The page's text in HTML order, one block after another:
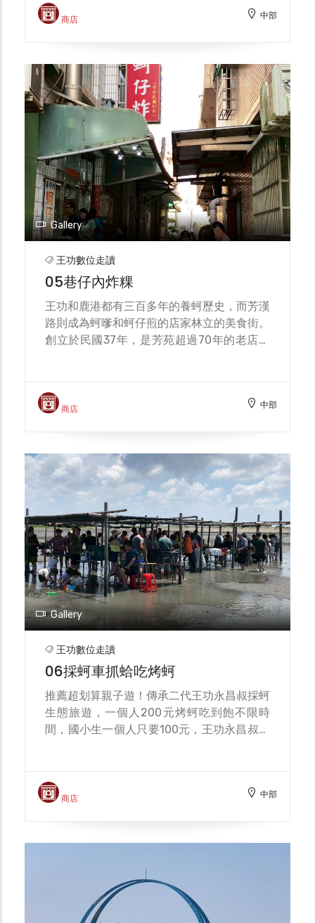
又有俗語說：「頭殼暈米粉神；腹肚痛麵線
後不久便顯神蹟，像希元祖這樣一直在官方祀
典中，幾百年後才逐漸進入鄉土神明之列的，
倒也特別。
仔的新鮮，他的祖父自製冰塊，炎炎夏日大人
豆湯可喝；林衍慶先生說，既然冰品受歡迎，
他的祖父林合開始兼製枝仔冰，料好實在，銷
路不錯，副業反而成為主要事業。 43年創立
芳苑泉芳枝仔冰！假日總是人滿為患，泉芳枝
仔冰已經傳承到第四代，招牌清冰很古早味，
光是吃原味就好涼爽，加上一整顆的鹼粽，這
一樣一杯鹼粽冰，真的好便宜難怪大家都點。
商店 中部
Gallery
王功數位走讀
05巷仔內炸粿
王功和鹿港都有三百多年的養蚵歷史，而芳漢
路則成為蚵嗲和蚵仔煎的店家林立的美食街。
創立於民國37年，是芳苑超過70年的老店！
要熱鬧！在地飄香數十載的「巷仔內蚵仔炸」
是許多部落客及遊客朝聖的必吃站點，店家販
黃酥脆，內餡飽滿多汁，「蚵仔炸」裡滿滿的
鮮蚵光看就很過癮，一口咬下更是令人讚不絕
口。 這家「巷仔內蚵仔炸」在Google擁有4.2
高分和破4,300則評論，有網友分享「怎麼吃
都覺得這家最好吃」、「推薦綜合炸，所有願
望一次滿足」、「從小吃到大 好吃」，不會
讓海鮮控、炸物控失望的。 因為外皮很薄
脆，所以內餡看起來特別飽滿，蚵仔肥美沒有
一點腥味，每一口都吃得到食材鮮味，炸油
香、海鮮蚵仔搭配韭菜清香，綜合吃得到蚵
仔、豬肉條與花枝塊，淋醬也是特色一定要
加，如果不是吃飽，我應該可以吃兩顆不是問
商店 中部
Gallery
王功數位走讀
06採蚵車抓蛤吃烤蚵
推薦超划算親子遊！傳承二代王功永昌叔採蚵
生態旅遊，一個人200元烤蚵吃到飽不限時
間，國小生一個人只要100元，王功永昌叔採
家，來玩不用擔心停車問題，服務中心提供免
費停車場，還有免費沖水區與美食街，小孩玩
蚵吃到飽，不限時間隨你玩、隨你吃到飽，光
送，小孩也有地方玩～ 因芳苑位於雲彰隆起
的地形，為全台唯一保留蚵農自日治時期使用
牛隻進行採蚵的場域。卻因科技日新月異，海
商店 中部